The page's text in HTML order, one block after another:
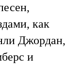
как
Джордан,
и